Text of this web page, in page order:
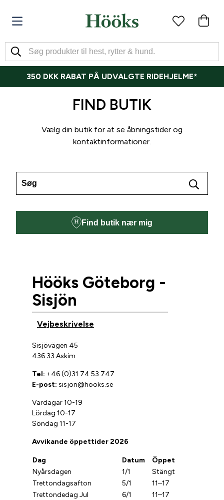
350 DKK RABAT PÅ UDVALGTE RIDEHJELME*
FIND BUTIK
Vælg din butik for at se åbningstider og
kontaktinformationer.
Find butik nær mig
Hööks Göteborg -
Sisjön
Vejbeskrivelse
Sisjövägen 45
436 33 Askim
Tel: +46 (0)31 74 53 747
E-post: sisjon@hooks.se
Vardagar 10-19
Lördag 10-17
Söndag 11-17
Avvikande öppettider 2026
Dag Datum
Öppet
Nyårsdagen
1/1
Stängt
Trettondagsafton
5/1
11–17
Trettondedag Jul
6/1
11–17